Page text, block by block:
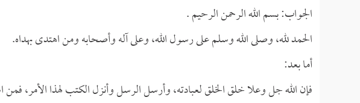
الجواب: بسم الله الرحمن الرحيم .
الحمد لله، وصلى الله وسلم على رسول الله، وعلى آله وأصحابه ومن اهتدى بهداه.
أما بعد:
فإن الله جل وعلا خلق الخلق لعبادته، وأرسل الرسل وأنزل الكتب لهذا الأمر،